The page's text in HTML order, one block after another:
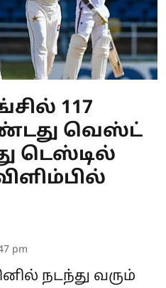
117
வெஸ்ட்
டெஸ்டில்
pm
நடந்து வரும்